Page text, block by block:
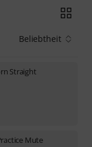
Beliebtheit
Straight
Mute